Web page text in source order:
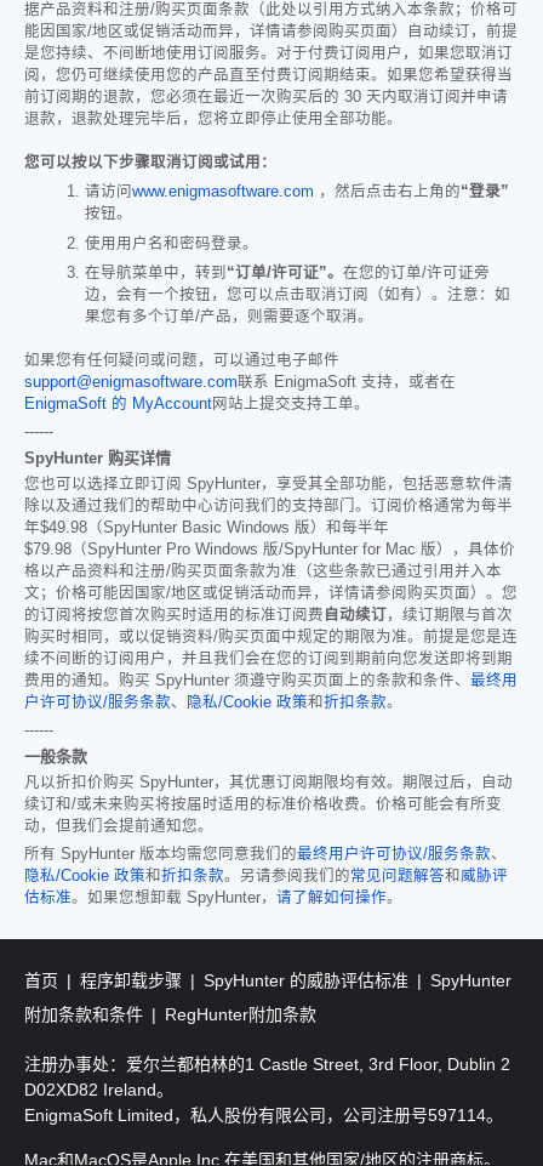
据产品资料和注册/购买页面条款（此处以引用方式纳入本条款；价格可
能因国家/地区或促销活动而异，详情请参阅购买页面）自动续订，前提
是您持续、不间断地使用订阅服务。对于付费订阅用户，如果您取消订
阅，您仍可继续使用您的产品直至付费订阅期结束。如果您希望获得当
前订阅期的退款，您必须在最近一次购买后的 30 天内取消订阅并申请
退款，退款处理完毕后，您将立即停止使用全部功能。
您可以按以下步骤取消订阅或试用：
请访问 www.enigmasoftware.com ，然后点击右上角的“登录”
按钮。
使用用户名和密码登录。
在导航菜单中，转到 “订单/许可证”。 在您的订单/许可证旁
边，会有一个按钮，您可以点击取消订阅（如有）。注意：如
果您有多个订单/产品，则需要逐个取消。
如果您有任何疑问或问题，可以通过电子邮件
support@enigmasoftware.com联系 EnigmaSoft 支持，或者在
EnigmaSoft 的 MyAccount网站上提交支持工单。
------
SpyHunter 购买详情
您也可以选择立即订阅 SpyHunter，享受其全部功能，包括恶意软件清
除以及通过我们的帮助中心访问我们的支持部门。订阅价格通常为每半
年$49.98 （SpyHunter Basic Windows 版）和每半年
$79.98 （SpyHunter Pro Windows 版/SpyHunter for Mac 版），具体价
格以产品资料和注册/购买页面条款为准（这些条款已通过引用并入本
文；价格可能因国家/地区或促销活动而异，详情请参阅购买页面）。您
的订阅将按您首次购买时适用的标准订阅费 自动续订，续订期限与首次
购买时相同，或以促销资料/购买页面中规定的期限为准。前提是您是连
续不间断的订阅用户，并且我们会在您的订阅到期前向您发送即将到期
费用的通知。购买 SpyHunter 须遵守购买页面上的条款和条件、 最终用
户许可协议/服务条款、 隐私/Cookie 政策和折扣条款。
------
一般条款
凡以折扣价购买 SpyHunter，其优惠订阅期限均有效。期限过后，自动
续订和/或未来购买将按届时适用的标准价格收费。价格可能会有所变
动，但我们会提前通知您。
所有 SpyHunter 版本均需您同意我们的最终用户许可协议/服务条款、
隐私/Cookie 政策和折扣条款。另请参阅我们的常见问题解答和 威胁评
估标准。如果您想卸载 SpyHunter， 请了解如何操作。
首页 程序卸载步骤 SpyHunter 的威胁评估标准
SpyHunter
附加条款和条件
RegHunter附加条款
注册办事处：爱尔兰都柏林的1 Castle Street, 3rd Floor, Dublin 2
D02XD82 Ireland。
EnigmaSoft Limited，私人股份有限公司，公司注册号597114。
Mac和MacOS是Apple Inc.在美国和其他国家/地区的注册商标。